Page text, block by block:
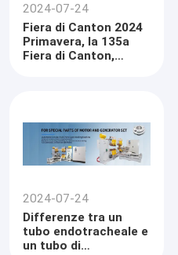
2024-07-24
Fiera di Canton 2024
Primavera, la 135a
Fiera di Canton,
2024-07-24
Differenze tra un
tubo endotracheale e
un tubo di